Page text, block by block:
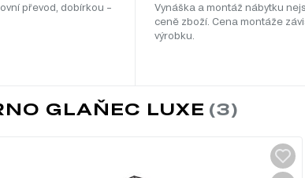
převod, dobírkou –
Vynáška a montáž nábytku
ceně zboží. Cena montáže
výrobku.
GLAŇEC LUXE